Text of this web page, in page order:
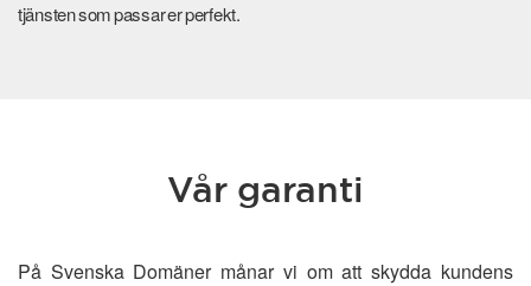
tjänsten som passar er perfekt.
Vår garanti
På Svenska Domäner månar vi om att skydda kundens